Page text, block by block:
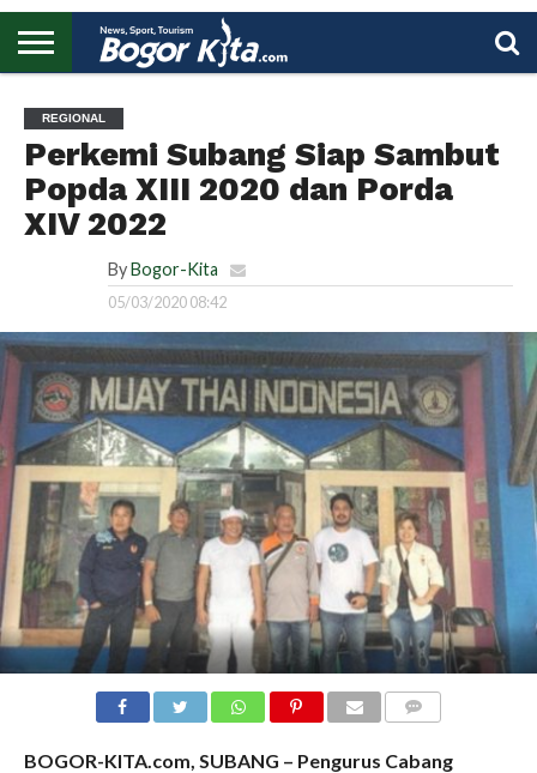
UTAMA
REGIONAL
Perkemi Subang Siap Sambut
Popda XIII 2020 dan Porda
XIV 2022
By Bogor-Kita
05/03/2020 08:42
BOGOR-KITA.com, SUBANG – Pengurus Cabang